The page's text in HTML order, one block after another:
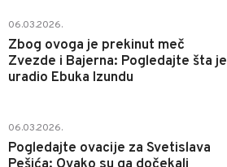
06.03.2026.
Zbog ovoga je prekinut meč
Zvezde i Bajerna: Pogledajte šta je
uradio Ebuka Izundu
06.03.2026.
Pogledajte ovacije za Svetislava